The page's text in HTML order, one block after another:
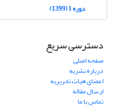
دوره 1 (1399)
دسترسی سریع
صفحه اصلی
درباره نشریه
اعضای هیات تحریریه
ارسال مقاله
تماس با ما